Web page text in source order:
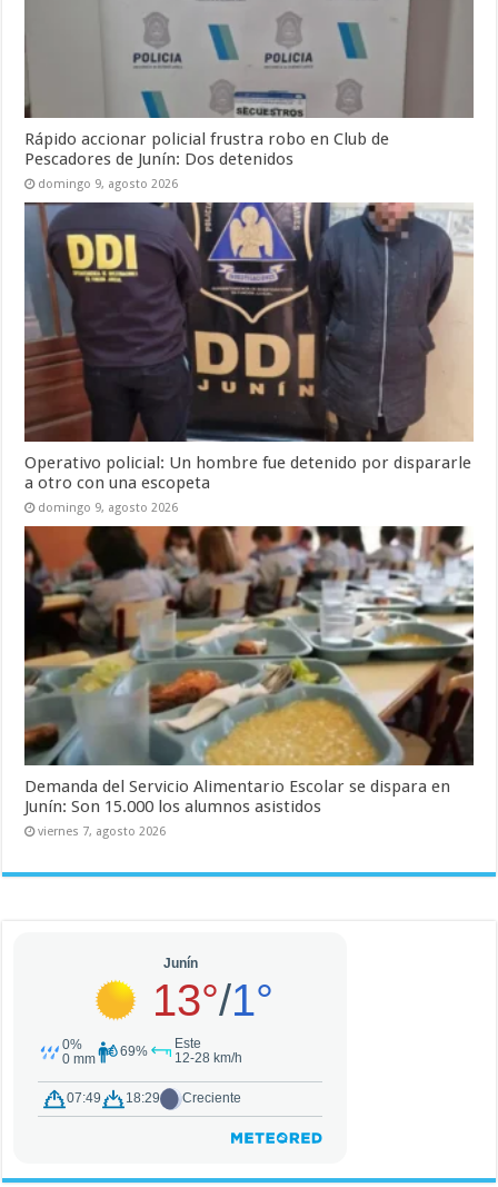
Rápido accionar policial frustra robo en Club de
Pescadores de Junín: Dos detenidos
domingo 9, agosto 2026
Operativo policial: Un hombre fue detenido por dispararle
a otro con una escopeta
domingo 9, agosto 2026
Demanda del Servicio Alimentario Escolar se dispara en
Junín: Son 15.000 los alumnos asistidos
viernes 7, agosto 2026